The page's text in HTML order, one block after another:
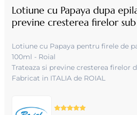
Lotiune cu Papaya dupa
previne cresterea firelor
Lotiune cu Papaya pentru firele de
100ml - Roial
Trateaza si previne cresterea firelor
Fabricat in ITALIA de ROIAL